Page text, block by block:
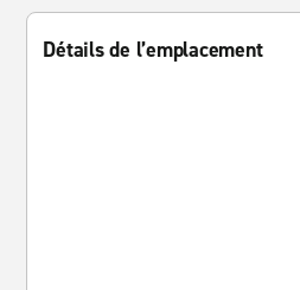
Détails de l’emplacement